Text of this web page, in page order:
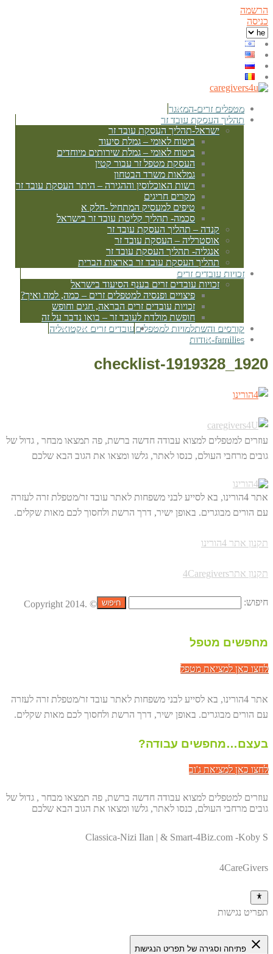
הרשמה
כניסה
מטפלים זרים-המאגר
תהליך העסקת עובד זר
ישראל-תהליך העסקת עובד זר
ביטוח לאומי – גמלת סיעוד
ביטוח לאומי – גמלת שירותים מיוחדים
העסקת מטפל זר עבור קטין
גמלאות משרד הבטחון
רשות האוכלוסין וההגירה – היתר העסקת עובד זר
מקרים חריגים
טיפים למעסיק המתחיל -חלק א
סכמה- תהליך קליטת עובד זר בישראל
קנדה – תהליך העסקת עובד זר
אוסטרליה – העסקת עובד זר
אנגליה- תהליך העסקת עובד זר
תהליך העסקת עובד זר בארצות הברית
זכויות עובדים זרים
זכויות עובדים זרים בענף הסיעוד בישראל
פיצויים ופנסיה למטפלים זרים – כמה, למה ואיך?
זכויות עובדים זרים הבראה, חגים וחופש
חופשת מולדת לעובד זר – בואו נדבר על זה
קורסים והשתלמויות למטפליםעובדים זרים אקטואליה
families-אודות
checklist-1919328_1920
עוזרים למטפלים למצוא עבודה חדשה ברשת, פה תמצאו מבחר , גדול של
גובים מרחבי העולם, כנסו לאתר, גלשו ומצאו את הגוב הבא שלכם
אתר 4הורינו, בא לסייע לבני משפחות לאתר עובד זר/מטפלת זרה לעזרה
עם הורים מבוגרים. באופן ישיר, דרך הרשת ולחסוך לכם מאות שקלים.
תקנון אתר 4הורינו
תקנון אתר4Caregivers
חיפוש:
מחפשים מטפל
לחצו כאן למציאת מטפל
אתר 4הורינו, בא לסייע לבני משפחות לאתר עובד זר/מטפלת זרה לעזרה
עם הורים מבוגרים. באופן ישיר, דרך הרשת ולחסוך לכם מאות שקלים.
בעצם…מחפשים עבודה?
לחצו כאן למציאת ג'וב
עוזרים למטפלים למצוא עבודה חדשה ברשת, פה תמצאו מבחר , גדול של
גובים מרחבי העולם, כנסו לאתר, גלשו ומצאו את הגוב הבא שלכם
© Copyright 2014.
Classica-Nizi Ilan | & Smart-4Biz.com -Koby S
4CareGivers
תפריט נגישות
close פתיחה וסגירה של תפריט הנגישות